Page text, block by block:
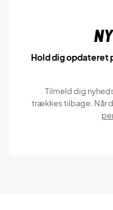
Hold dig opdateret
Tilmeld dig
trækkes tilbage. Når